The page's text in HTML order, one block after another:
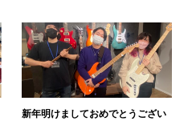
新年明けましておめでとうござい